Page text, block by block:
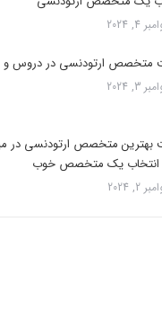
4, 2024
متخصص ارتودنسی در دروس و
3, 2024
بهترین متخصص ارتودنسی در
انتخاب یک متخصص خوب
2, 2024